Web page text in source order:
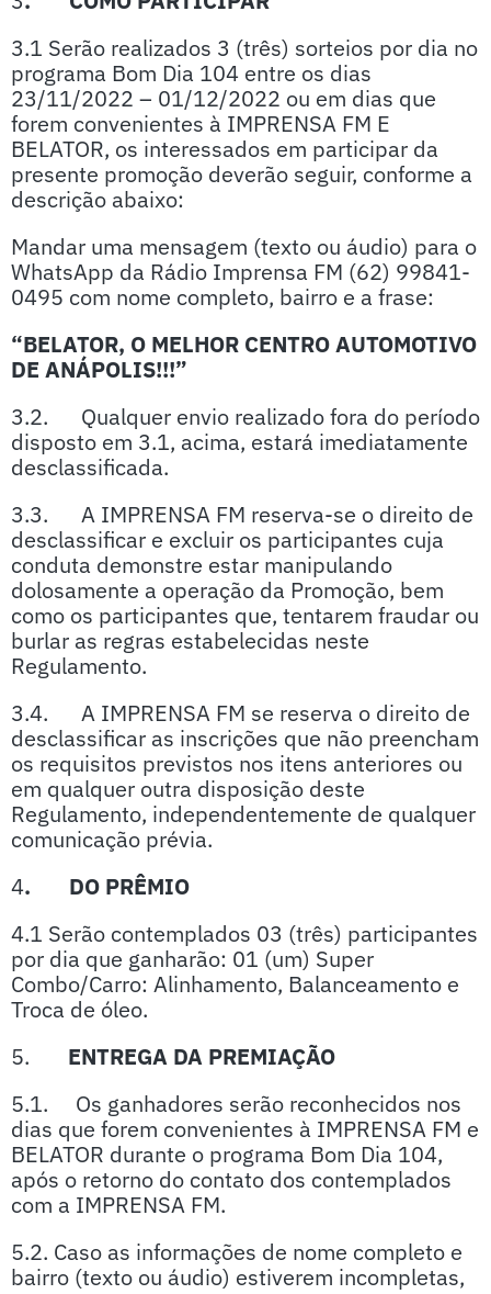
3.1 Serão realizados 3 (três) sorteios por dia no
programa Bom Dia 104 entre os dias
23/11/2022 – 01/12/2022 ou em dias que
forem convenientes à IMPRENSA FM E
BELATOR, os interessados em participar da
presente promoção deverão seguir, conforme a
descrição abaixo:
Mandar uma mensagem (texto ou áudio) para o
WhatsApp da Rádio Imprensa FM (62) 99841-
0495 com nome completo, bairro e a frase:
“BELATOR, O MELHOR CENTRO AUTOMOTIVO
DE ANÁPOLIS!!!”
3.2. Qualquer envio realizado fora do período
disposto em 3.1, acima, estará imediatamente
desclassificada.
3.3. A IMPRENSA FM reserva-se o direito de
desclassificar e excluir os participantes cuja
conduta demonstre estar manipulando
dolosamente a operação da Promoção, bem
como os participantes que, tentarem fraudar ou
burlar as regras estabelecidas neste
Regulamento.
3.4. A IMPRENSA FM se reserva o direito de
desclassificar as inscrições que não preencham
os requisitos previstos nos itens anteriores ou
em qualquer outra disposição deste
Regulamento, independentemente de qualquer
comunicação prévia.
4. DO PRÊMIO
4.1 Serão contemplados 03 (três) participantes
por dia que ganharão: 01 (um) Super
Combo/Carro: Alinhamento, Balanceamento e
Troca de óleo.
5. ENTREGA DA PREMIAÇÃO
5.1. Os ganhadores serão reconhecidos nos
dias que forem convenientes à IMPRENSA FM e
BELATOR durante o programa Bom Dia 104,
após o retorno do contato dos contemplados
com a IMPRENSA FM.
5.2. Caso as informações de nome completo e
bairro (texto ou áudio) estiverem incompletas,